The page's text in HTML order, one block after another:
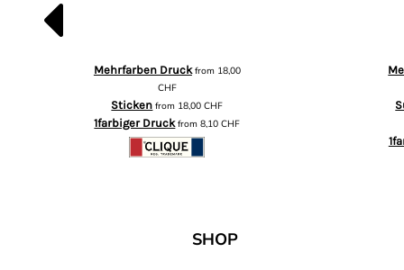
Mehrfarben Druckfrom 18,00
CHF
Sticken from 18,00CHF
1farbiger Druckfrom8,10CHF
SHOP